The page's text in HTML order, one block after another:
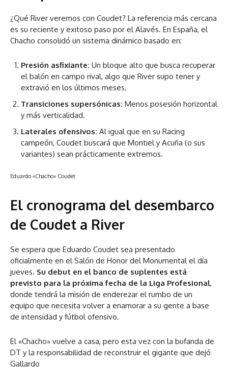
¿Qué River veremos con Coudet? La referencia más cercana
es su reciente y exitoso paso por el Alavés. En España, el
Chacho consolidó un sistema dinámico basado en:
Presión asfixiante: Un bloque alto que busca recuperar
el balón en campo rival, algo que River supo tener y
extravió en los últimos meses.
Transiciones supersónicas: Menos posesión horizontal
y más verticalidad.
Laterales ofensivos: Al igual que en su Racing
campeón, Coudet buscará que Montiel y Acuña (o sus
variantes) sean prácticamente extremos.
Eduardo «Chacho» Coudet
El cronograma del desembarco
de Coudet a River
Se espera que Eduardo Coudet sea presentado
oficialmente en el Salón de Honor del Monumental el día
jueves. Su debut en el banco de suplentes está
previsto para la próxima fecha de la Liga Profesional,
donde tendrá la misión de enderezar el rumbo de un
equipo que necesita volver a enamorar a su gente a base
de intensidad y fútbol ofensivo.
El «Chacho» vuelve a casa, pero esta vez con la bufanda de
DT y la responsabilidad de reconstruir el gigante que dejó
Gallardo